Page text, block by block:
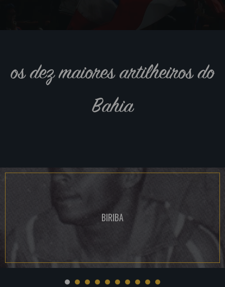
os dez maiores artilheiros do
Bahia
BIRIBA